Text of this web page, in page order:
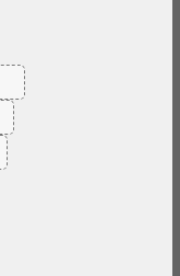
verfügbar.)
verfügbar.)
nicht verfügbar.)
nicht verfügbar.)
nicht verfügbar.)
verfügbar.)